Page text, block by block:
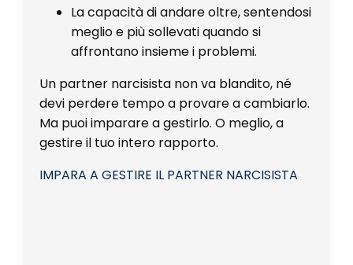
La capacità di andare oltre, sentendosi
meglio e più sollevati quando si
affrontano insieme i problemi.
Un partner narcisista non va blandito, né
devi perdere tempo a provare a cambiarlo.
Ma puoi imparare a gestirlo. O meglio, a
gestire il tuo intero rapporto.
IMPARA A GESTIRE IL PARTNER NARCISISTA